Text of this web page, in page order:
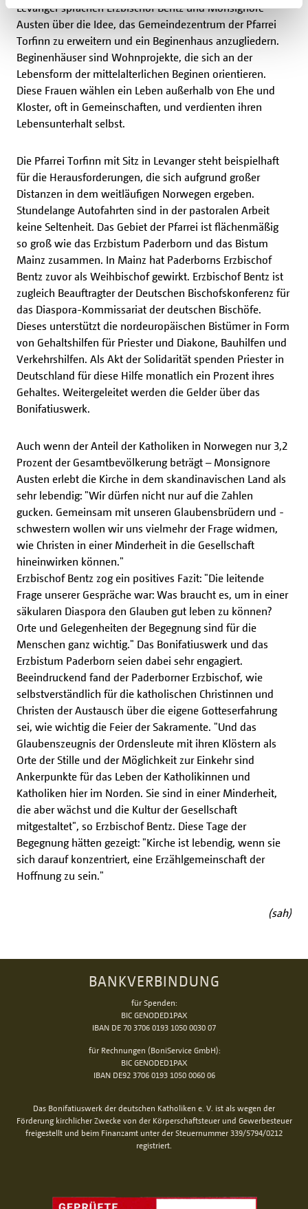
Levanger sprachen Erzbischof Bentz und Monsignore
Austen über die Idee, das Gemeindezentrum der Pfarrei
Torfinn zu erweitern und ein Beginenhaus anzugliedern.
Beginenhäuser sind Wohnprojekte, die sich an der
Lebensform der mittelalterlichen Beginen orientieren.
Diese Frauen wählen ein Leben außerhalb von Ehe und
Kloster, oft in Gemeinschaften, und verdienten ihren
Lebensunterhalt selbst.
Die Pfarrei Torfinn mit Sitz in Levanger steht beispielhaft
für die Herausforderungen, die sich aufgrund großer
Distanzen in dem weitläufigen Norwegen ergeben.
Stundelange Autofahrten sind in der pastoralen Arbeit
keine Seltenheit. Das Gebiet der Pfarrei ist flächenmäßig
so groß wie das Erzbistum Paderborn und das Bistum
Mainz zusammen. In Mainz hat Paderborns Erzbischof
Bentz zuvor als Weihbischof gewirkt. Erzbischof Bentz ist
zugleich Beauftragter der Deutschen Bischofskonferenz für
das Diaspora-Kommissariat der deutschen Bischöfe.
Dieses unterstützt die nordeuropäischen Bistümer in Form
von Gehaltshilfen für Priester und Diakone, Bauhilfen und
Verkehrshilfen. Als Akt der Solidarität spenden Priester in
Deutschland für diese Hilfe monatlich ein Prozent ihres
Gehaltes. Weitergeleitet werden die Gelder über das
Bonifatiuswerk.
Auch wenn der Anteil der Katholiken in Norwegen nur 3,2
Prozent der Gesamtbevölkerung beträgt – Monsignore
Austen erlebt die Kirche in dem skandinavischen Land als
sehr lebendig: "Wir dürfen nicht nur auf die Zahlen
gucken. Gemeinsam mit unseren Glaubensbrüdern und -
schwestern wollen wir uns vielmehr der Frage widmen,
wie Christen in einer Minderheit in die Gesellschaft
hineinwirken können."
Erzbischof Bentz zog ein positives Fazit: "Die leitende
Frage unserer Gespräche war: Was braucht es, um in einer
säkularen Diaspora den Glauben gut leben zu können?
Orte und Gelegenheiten der Begegnung sind für die
Menschen ganz wichtig." Das Bonifatiuswerk und das
Erzbistum Paderborn seien dabei sehr engagiert.
Beeindruckend fand der Paderborner Erzbischof, wie
selbstverständlich für die katholischen Christinnen und
Christen der Austausch über die eigene Gotteserfahrung
sei, wie wichtig die Feier der Sakramente. "Und das
Glaubenszeugnis der Ordensleute mit ihren Klöstern als
Orte der Stille und der Möglichkeit zur Einkehr sind
Ankerpunkte für das Leben der Katholikinnen und
Katholiken hier im Norden. Sie sind in einer Minderheit,
die aber wächst und die Kultur der Gesellschaft
mitgestaltet", so Erzbischof Bentz. Diese Tage der
Begegnung hätten gezeigt: "Kirche ist lebendig, wenn sie
sich darauf konzentriert, eine Erzählgemeinschaft der
Hoffnung zu sein."
(sah)
BANKVERBINDUNG
für Spenden:
BIC GENODED1PAX
IBAN DE 70 3706 0193 1050 0030 07
für Rechnungen (BoniService GmbH):
BIC GENODED1PAX
IBAN DE92 3706 0193 1050 0060 06
Das Bonifatiuswerk der deutschen Katholiken e. V. ist als wegen der
Förderung kirchlicher Zwecke von der Körperschaftsteuer und Gewerbesteuer
freigestellt und beim Finanzamt unter der Steuernummer 339/5794/0212
registriert.